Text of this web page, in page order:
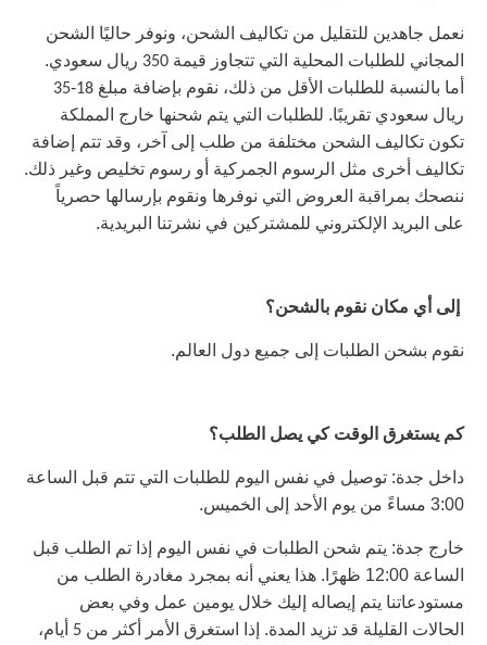
نعمل جاهدين للتقليل من تكاليف الشحن، ونوفر حاليًا الشحن
المجاني للطلبات المحلية التي تتجاوز قيمة350 ريال سعودي.
أما بالنسبة للطلبات الأقل من ذلك، نقوم بإضافة مبلغ18
-
35
ريال سعودي تقريبًا. للطلبات التي يتم شحنها خارج المملكة
تكون تكاليف الشحن مختلفة من طلب إلى آخر، وقد تتم إضافة
تكاليف أخرى مثل الرسوم الجمركية أو رسوم تخليص وغير ذلك.
ننصحك بمراقبة العروض التي نوفرها ونقوم بإرسالها حصرياً
على البريد الإلكتروني للمشتركين في نشرتنا البريدية.
إلى أي مكان نقوم بالشحن؟
نقوم بشحن الطلبات إلى جميع دول العالم.
كم يستغرق الوقت كي يصل الطلب؟
داخل جدة: توصيل في نفس اليوم للطلبات التي تتم قبل الساعة
3:00 مساءً من يوم الأحد إلى الخميس.
خارج جدة: يتم شحن الطلبات في نفس اليوم إذا تم الطلب قبل
الساعة 12:00 ظهرًا. هذا يعني أنه بمجرد مغادرة الطلب من
مستودعاتنا يتم إيصاله إليك خلال يومين عمل وفي بعض
الحالات القليلة قد تزيد المدة. إذا استغرق الأمر أكثر من5
أيام،